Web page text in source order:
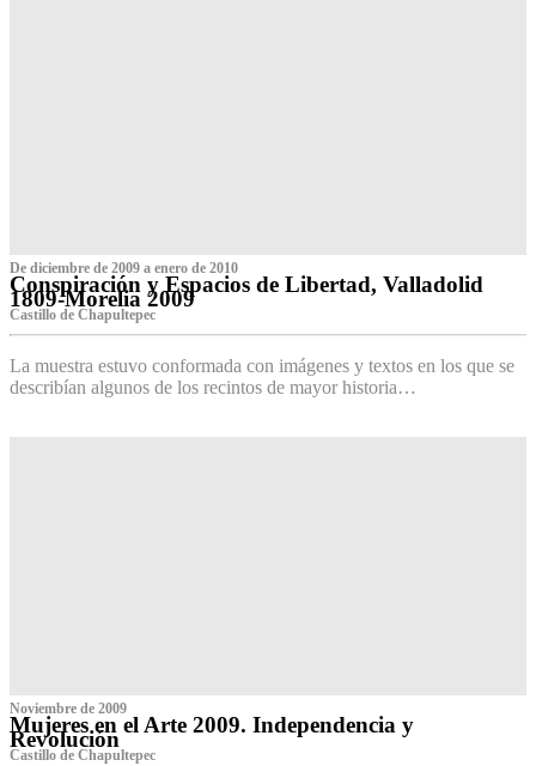
De diciembre de 2009 a enero de 2010
Conspiración y Espacios de Libertad, Valladolid
1809-Morelia 2009
Castillo de Chapultepec
La muestra estuvo conformada con imágenes y textos en los que se
describían algunos de los recintos de mayor historia…
Noviembre de 2009
Mujeres en el Arte 2009. Independencia y
Revolución
Castillo de Chapultepec